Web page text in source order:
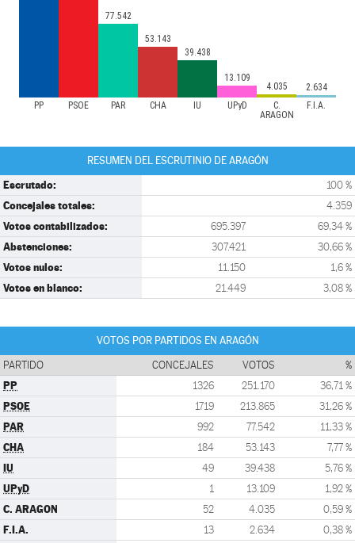
PP PSOE PAR CHA IU UPyD
C.
ARAGON
F.I.A.
77.542
53.143
39.438
13.109
4.035 2.634
RESUMEN DEL ESCRUTINIO DE ARAGÓN
Escrutado: 100 %
Concejales totales: 4.359
Votos contabilizados: 695.397 69,34 %
Abstenciones: 307.421 30,66 %
Votos nulos: 11.150 1,6 %
Votos en blanco: 21.449 3,08 %
VOTOS POR PARTIDOS EN ARAGÓN
PARTIDO CONCEJALES VOTOS %
PP 1326 251.170 36,71 %
PSOE 1719 213.865 31,26 %
PAR 992 77.542 11,33 %
CHA 184 53.143 7,77 %
IU 49 39.438 5,76 %
UPyD 1 13.109 1,92 %
C. ARAGON 52 4.035 0,59 %
F.I.A. 13 2.634 0,38 %